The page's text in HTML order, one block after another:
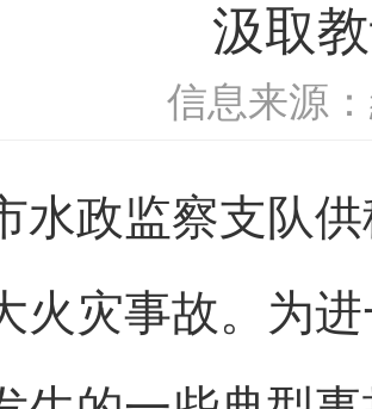
汲取
信息来源
水政监察支队
火灾事故。为